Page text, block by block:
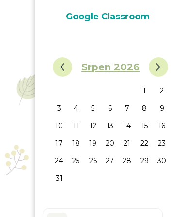
Google Classroom
Srpen 2026
1
2
3
4 5 6 7 8
9
10
11 12 13 14 15
16
17
18 19 20 21 22
23
24
25 26 27 28 29
30
31